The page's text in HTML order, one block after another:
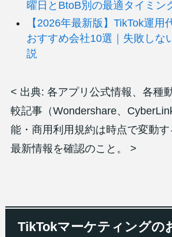
曜日とBtoB別の最適タイミン
【2026年最新版】TikTok運用
おすすめ会社10選｜失敗しな
説
< 出典: 各アプリ公式情報、各種
較記事（Wondershare、
能・商用利用規約は時点で変動
最新情報を確認のこと。 >
TikTokマーケティングの